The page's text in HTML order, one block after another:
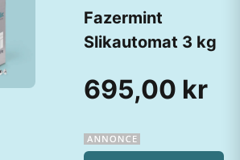
Fazermint
Slikautomat 3 kg
695,00 kr